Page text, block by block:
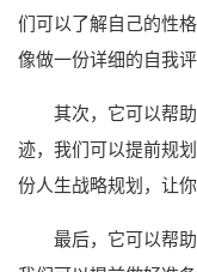
们可以了解自己的性
像做一份详细的自我
其次，它可以帮
迹，我们可以提前规
份人生战略规划，让
最后，它可以帮